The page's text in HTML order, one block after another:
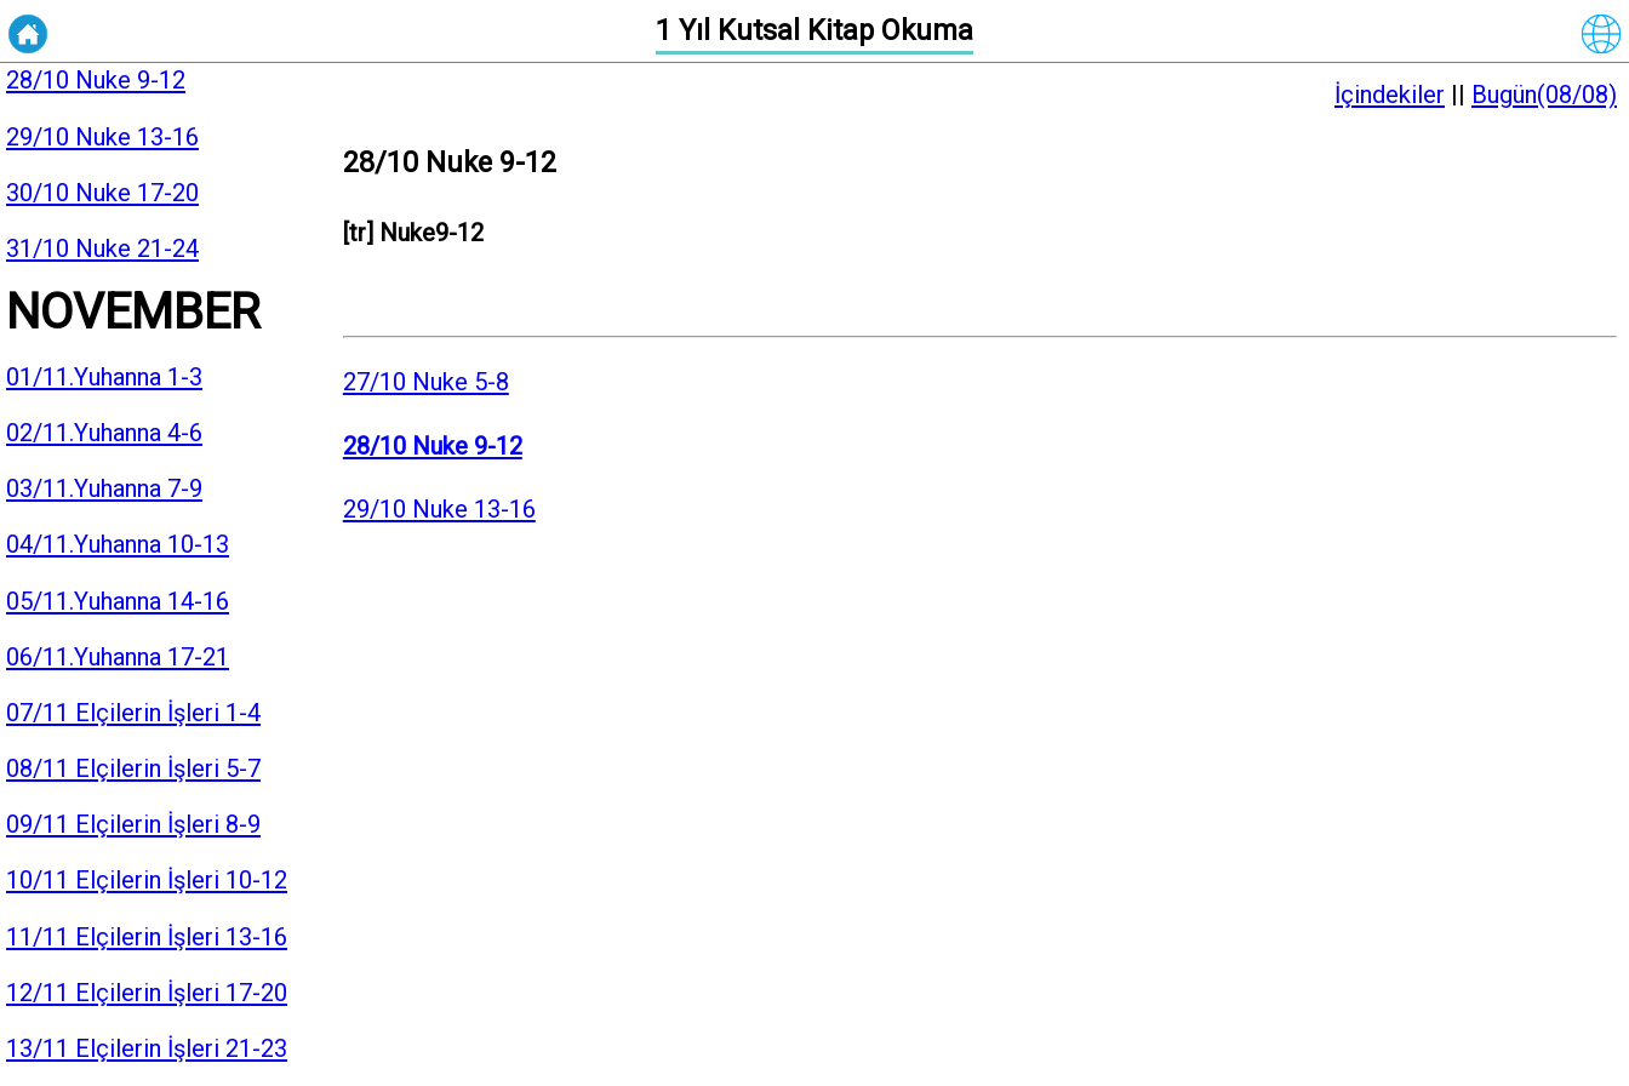
1 Yıl Kutsal Kitap Okuma
27/10 Nuke 5-8
28/10 Nuke 9-12
29/10 Nuke 13-16
30/10 Nuke 17-20
31/10 Nuke 21-24
NOVEMBER
01/11.Yuhanna 1-3
02/11.Yuhanna 4-6
03/11.Yuhanna 7-9
04/11.Yuhanna 10-13
05/11.Yuhanna 14-16
06/11.Yuhanna 17-21
07/11 Elçilerin İşleri 1-4
08/11 Elçilerin İşleri 5-7
09/11 Elçilerin İşleri 8-9
10/11 Elçilerin İşleri 10-12
11/11 Elçilerin İşleri 13-16
12/11 Elçilerin İşleri 17-20
13/11 Elçilerin İşleri 21-23
İçindekiler || Bugün(08/08)
28/10 Nuke 9-12
[tr] Nuke9-12
27/10 Nuke 5-8
28/10 Nuke 9-12
29/10 Nuke 13-16